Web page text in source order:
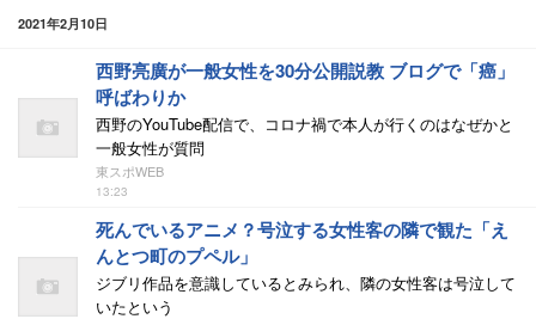
2021年2月10日
西野亮廣が一般女性を30分公開説教 ブログで「癌」
呼ばわりか
西野のYouTube配信で、コロナ禍で本人が行くのはなぜかと
一般女性が質問
東スポWEB
13:23
死んでいるアニメ？号泣する女性客の隣で観た「え
んとつ町のプペル」
ジブリ作品を意識しているとみられ、隣の女性客は号泣して
いたという